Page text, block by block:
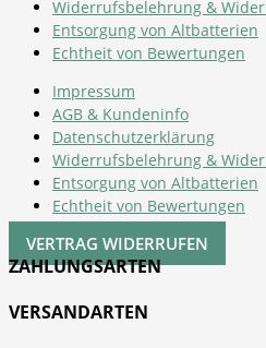
Widerrufsbelehrung &
Entsorgung von Altbatterien
Echtheit von Bewertungen
Impressum
AGB & Kundeninfo
Datenschutzerklärung
Widerrufsbelehrung &
Entsorgung von Altbatterien
Echtheit von Bewertungen
VERTRAG WIDERRUFEN
ZAHLUNGSARTEN
VERSANDARTEN